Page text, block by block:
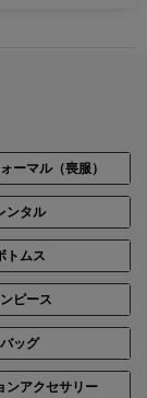
ーマル（喪服）
ンタル
トムス
ピース
バッグ
ンアクセサリー